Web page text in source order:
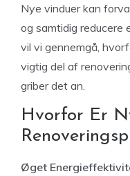
Nye vinduer kan
og samtidig reducere
vil vi gennemgå,
vigtig del af
griber det an.
Hvorfor Er
Øget